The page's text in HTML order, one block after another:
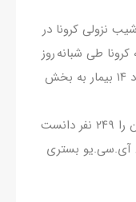
نزولی کرونا در
مبتلا به کرونا طی شبانه روز
گذشته خبر داد و اظهار کرد: از این تعداد ۱۴ بیمار به بخش
وی تعداد کل بستری های کرونایی گیلان را ۲۴۹ نفر دانست
بیمار در بخش آی.سی.یو بستری